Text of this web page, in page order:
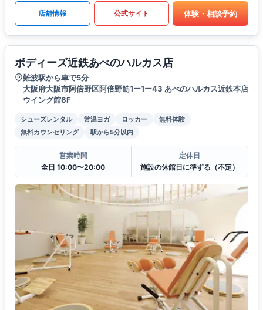
店舗情報 公式サイト 体験・相談予約
ボディーズ近鉄あべのハルカス店
難波駅から車で5分
大阪府大阪市阿倍野区阿倍野筋1ー1ー43 あべのハルカス近鉄本店
ウイング館6F
シューズレンタル 常温ヨガ ロッカー
無料体験
無料カウンセリング
駅から5分以内
営業時間
全日 10:00〜20:00
定休日
施設の休館日に準ずる（不定）